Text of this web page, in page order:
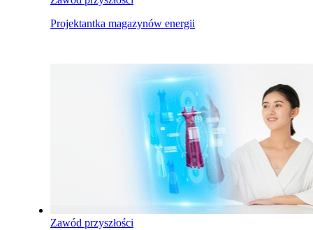
Projektantka magazynów energii
Zawód przyszłości